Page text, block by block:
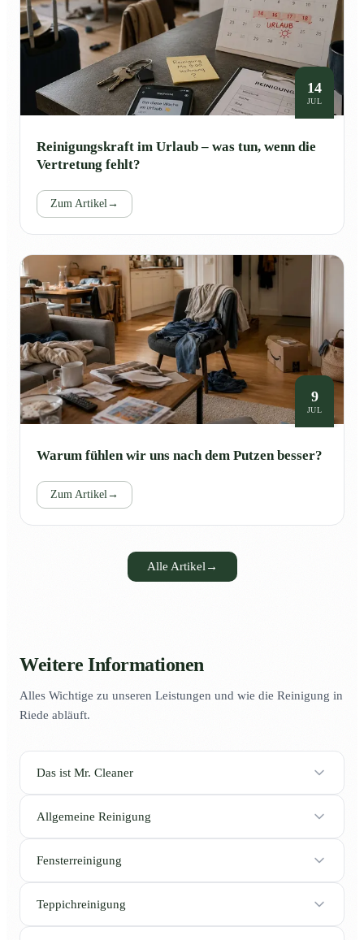
14
JUL
Reinigungskraft im Urlaub – was tun, wenn die
Vertretung fehlt?
Zum Artikel→
9
JUL
Warum fühlen wir uns nach dem Putzen besser?
Zum Artikel→
Alle Artikel→
Weitere Informationen
Alles Wichtige zu unseren Leistungen und wie die Reinigung in
Riede abläuft.
Das ist Mr. Cleaner
Allgemeine Reinigung
Fensterreinigung
Teppichreinigung